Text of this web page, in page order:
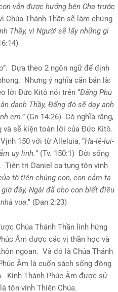
vẫn được hưởng bên Cha trước
Chúa Thánh Thần sẽ làm chứng
Thầy, vì Người sẽ lấy những gì
Dựa theo 2 ngôn ngữ để định
Nhưng ý nghĩa căn bản là:
lời Đức Kitô nói trên “Đấng Phù
danh Thầy, Đấng đó sẽ dạy anh
em.” (Gn 14:26) Có nghĩa rằng,
và sẽ kiện toàn lời của Đức Kitô.
150 với từ Alleluia, “Ha-lê-lui-
uy linh.” (Tv. 150:1) Đời sống
Tiên tri Daniel ca tụng tôn vinh
tổ tiên chúng con, con cảm tạ
đây, Ngài đã cho con biết điều
vua." (Dan 2:23)
Chúa Thánh Thần linh hứng
Âm được các vị thần học và
ngoan. Và đó là Chúa Thánh
Âm là cuốn sách sống động
Kinh Thánh Phúc Âm được sử
tôn vinh Thiên Chúa.